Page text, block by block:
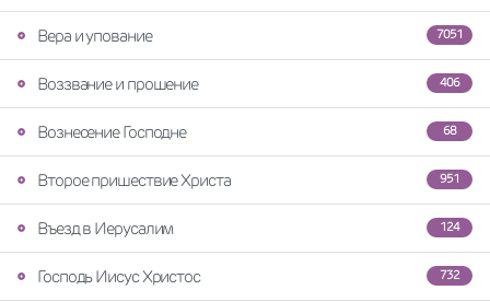
7051
Вера и упование
406
Воззвание и прошение
68
Вознесение Господне
951
Второе пришествие Христа
124
Въезд в Иерусалим
732
Господь Иисус Христос